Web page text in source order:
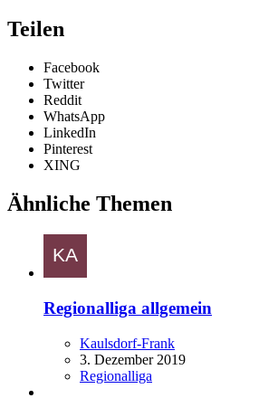
Teilen
Facebook
Twitter
Reddit
WhatsApp
LinkedIn
Pinterest
XING
Ähnliche Themen
Regionalliga allgemein
Kaulsdorf-Frank
3. Dezember 2019
Regionalliga